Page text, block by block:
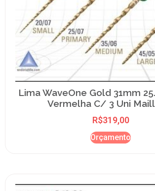
Lima WaveOne Gold 31mm
Vermelha C/ 3 Uni
R$319,00
Orçamento